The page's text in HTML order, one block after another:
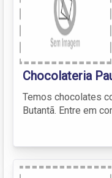
Chocolateria
Temos chocolates
Butantã. Entre em